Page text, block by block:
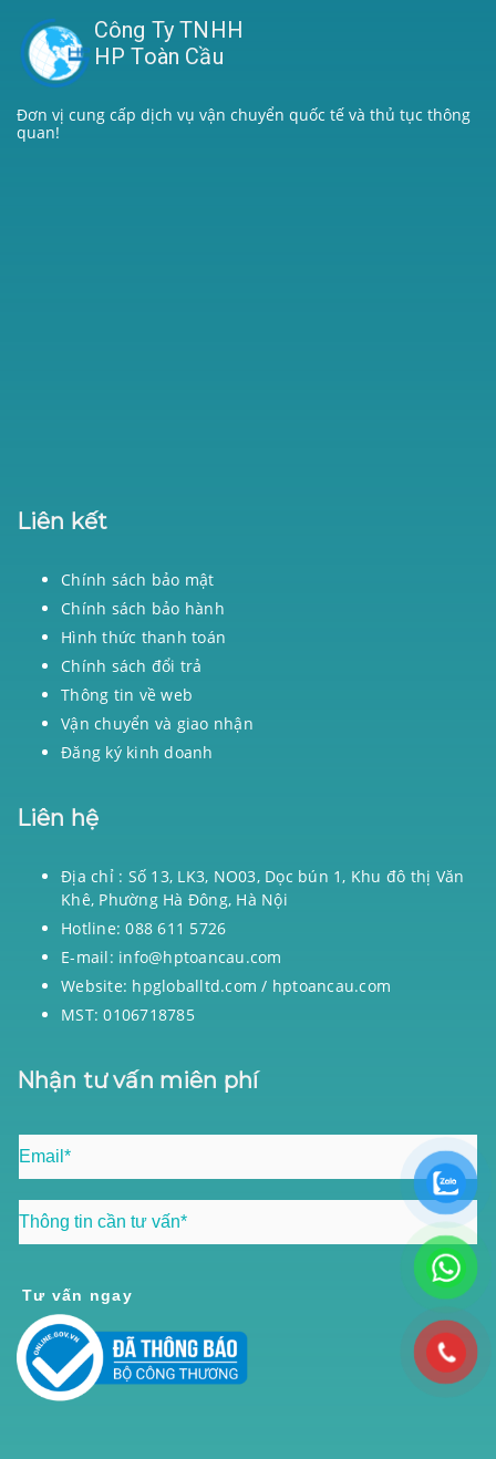
Công Ty TNHH
HP Toàn Cầu
Đơn vị cung cấp dịch vụ vận chuyển quốc tế và thủ tục thông
quan!
Liên kết
Chính sách bảo mật
Chính sách bảo hành
Hình thức thanh toán
Chính sách đổi trả
Thông tin về web
Vận chuyển và giao nhận
Đăng ký kinh doanh
Liên hệ
Địa chỉ : Số 13, LK3, NO03, Dọc bún 1, Khu đô thị Văn
Khê, Phường Hà Đông, Hà Nội
Hotline: 088 611 5726
E-mail: info@hptoancau.com
Website: hpgloballtd.com / hptoancau.com
MST: 0106718785
Nhận tư vấn miên phí
Tư vấn ngay